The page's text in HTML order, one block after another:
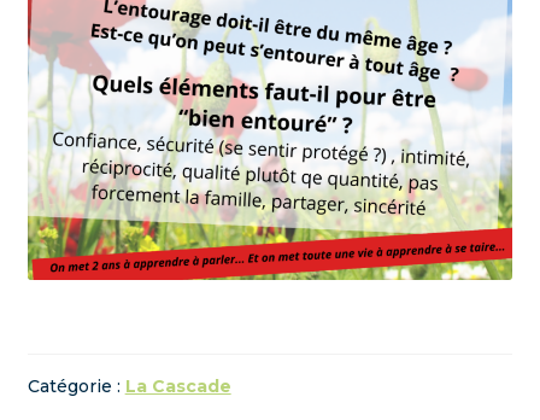
Catégorie : La Cascade